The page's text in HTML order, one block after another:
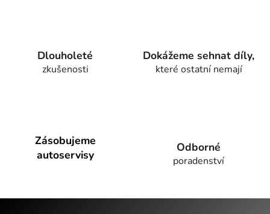
Dlouholeté
zkušenosti
Dokážeme sehnat díly,
které ostatní nemají
Zásobujeme
autoservisy
Odborné
poradenství